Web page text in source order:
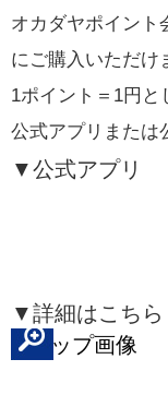
オカダヤポイント
にご購入いただけ
1ポイント＝1円
公式アプリまたは
▼公式アプリ
▼詳細はこちら